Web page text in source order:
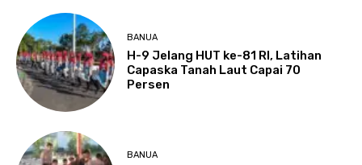
BANUA
H-9 Jelang HUT ke-81 RI, Latihan
Capaska Tanah Laut Capai 70
Persen
BANUA